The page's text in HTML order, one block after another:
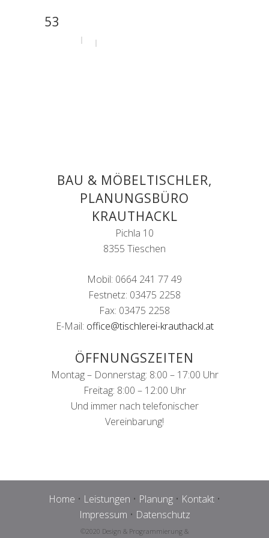
53
BAU & MÖBELTISCHLER,
PLANUNGSBÜRO
KRAUTHACKL
Pichla 10
8355 Tieschen
Mobil: 0664 241 77 49
Festnetz: 03475 2258
Fax: 03475 2258
E-Mail: office@tischlerei-krauthackl.at
ÖFFNUNGSZEITEN
Montag – Donnerstag: 8:00 – 17:00 Uhr
Freitag: 8:00 – 12:00 Uhr
Und immer nach telefonischer
Vereinbarung!
Home • Leistungen • Planung • Kontakt •
Impressum • Datenschutz
©2020 Design & Programmierung &